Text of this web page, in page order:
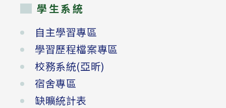
學生系統
自主學習專區
學習歷程檔案專區
校務系統(亞昕)
宿舍專區
缺曠統計表